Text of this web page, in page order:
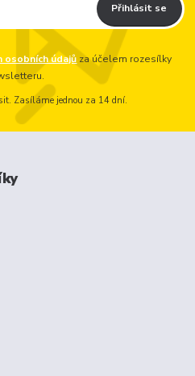
Přihlásit se
osobních údajů za účelem rozesílky
Zasíláme jednou za 14 dní.